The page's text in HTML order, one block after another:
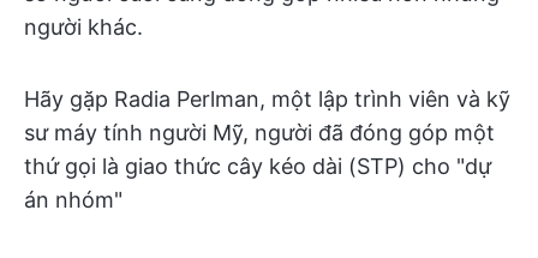
người khác.
Hãy gặp Radia Perlman, một lập trình viên và kỹ
sư máy tính người Mỹ, người đã đóng góp một
thứ gọi là giao thức cây kéo dài (STP) cho "dự
án nhóm"